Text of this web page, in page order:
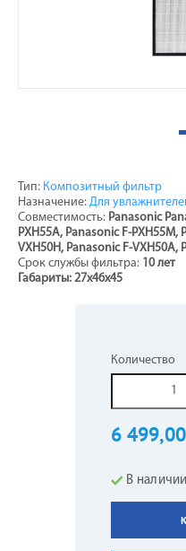
Тип: Композитный фильтр
Назначение: Для
Совместимость: Panasonic
PXH55A, Panasonic F-PXH55M,
VXH50H, Panasonic F-VXH50A,
Срок службы фильтра: 10 лет
Габариты: 27х46х45
Количество
6
В наличии